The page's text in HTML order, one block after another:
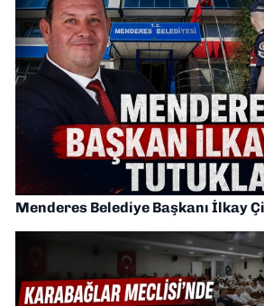
Menderes Belediye Başkanı İlkay